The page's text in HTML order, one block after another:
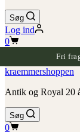
Søg
Log ind
Indkøbskurv
0
Fri
kraemmershoppen
Antik og Royal 20
Søg
Indkøbskurv
0